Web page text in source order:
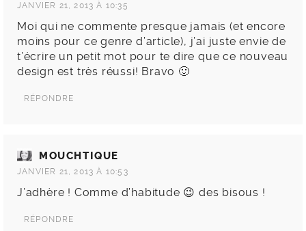
JANVIER 21, 2013 À 10:35
Moi qui ne commente presque jamais (et encore
moins pour ce genre d’article), j’ai juste envie de
t’écrire un petit mot pour te dire que ce nouveau
design est très réussi! Bravo 🙂
RÉPONDRE
MOUCHTIQUE
JANVIER 21, 2013 À 10:53
J’adhère ! Comme d’habitude 😉 des bisous !
RÉPONDRE